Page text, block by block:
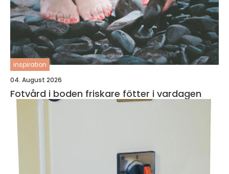
inspiration
04. August 2026
Fotvård i boden friskare fötter i vardagen